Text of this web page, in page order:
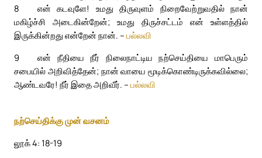
8
என் கடவுளே! உமது திருவுளம் நிறைவேற்றுவதில் நான்
மகிழ்ச்சி அடைகின்றேன்; உமது திருச்சட்டம் என் உள்ளத்தில்
இருக்கின்றது என்றேன் நான். – பல்லவி
9
என் நீதியை நீர் நிலைநாட்டிய நற்செய்தியை மாபெரும்
சபையில் அறிவித்தேன்; நான் வாயை மூடிக்கொண்டிருக்கவில்லை;
ஆண்டவரே! நீர் இதை அறிவீர். – பல்லவி
நற்செய்திக்கு முன் வசனம்
லூக் 4: 18-19